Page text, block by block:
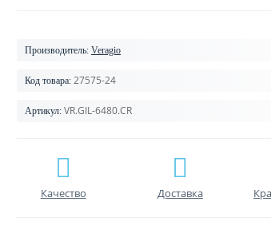
Производитель: Veragio
Код товара: 27575-24
Артикул: VR.GIL-6480.CR
Качество Доставка